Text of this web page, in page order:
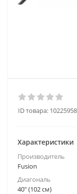
ID товара: 10225958
Характеристики
Производитель
Fusion
Диагональ
40" (102 см)